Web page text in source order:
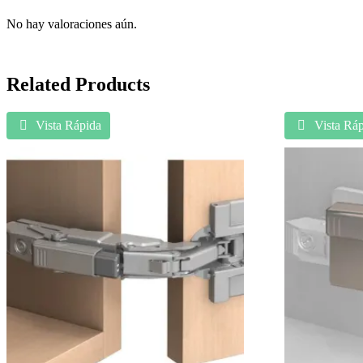
No hay valoraciones aún.
Related Products
Vista Rápida Vista